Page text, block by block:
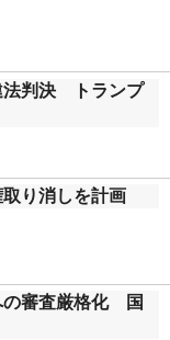
法判決 トランプ
取り消しを計画
の審査厳格化 国